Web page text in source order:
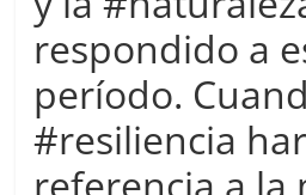
Be
more.
respondido a
período.
#resiliencia